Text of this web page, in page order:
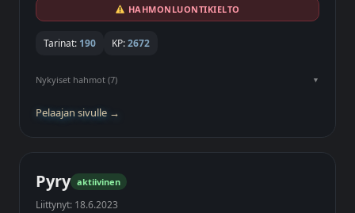
HAHMONLUONTIKIELTO
Tarinat: 190 KP:2672
Nykyiset hahmot (7)
Pelaajan sivulle →
Pyry aktiivinen
Liittynyt: 18.6.2023